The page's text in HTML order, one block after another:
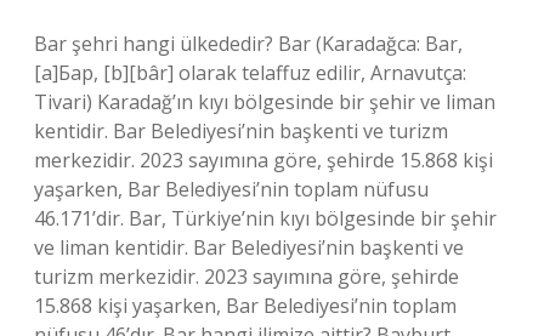
Bar şehri hangi ülkededir? Bar (Karadağca: Bar,
[a]Бар, [b][bâr] olarak telaffuz edilir, Arnavutça:
Tivari) Karadağ’ın kıyı bölgesinde bir şehir ve liman
kentidir. Bar Belediyesi’nin başkenti ve turizm
merkezidir. 2023 sayımına göre, şehirde 15.868 kişi
yaşarken, Bar Belediyesi’nin toplam nüfusu
46.171’dir. Bar, Türkiye’nin kıyı bölgesinde bir şehir
ve liman kentidir. Bar Belediyesi’nin başkenti ve
turizm merkezidir. 2023 sayımına göre, şehirde
15.868 kişi yaşarken, Bar Belediyesi’nin toplam